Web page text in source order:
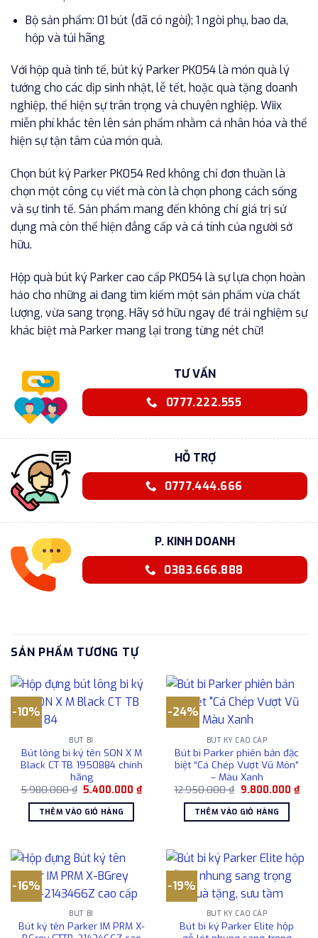
Bộ sản phẩm: 01 bút (đã có ngòi); 1 ngòi phụ, bao da,
hộp và túi hãng
Với hộp quà tinh tế, bút ký Parker PK054 là món quà lý
tưởng cho các dịp sinh nhật, lễ tết, hoặc quà tặng doanh
nghiệp, thể hiện sự trân trọng và chuyên nghiệp. Wiix
miễn phí khắc tên lên sản phẩm nhằm cá nhân hóa và thể
hiện sự tận tâm của món quà.
Chọn bút ký Parker PK054 Red không chỉ đơn thuần là
chọn một công cụ viết mà còn là chọn phong cách sống
và sự tinh tế. Sản phẩm mang đến không chỉ giá trị sử
dụng mà còn thể hiện đẳng cấp và cá tính của người sở
hữu.
Hộp quà bút ký Parker cao cấp PK054 là sự lựa chọn hoàn
hảo cho những ai đang tìm kiếm một sản phẩm vừa chất
lượng, vừa sang trọng. Hãy sở hữu ngay để trải nghiệm sự
khác biệt mà Parker mang lại trong từng nét chữ!
TƯ VẤN
0777.222.555
HỖ TRỢ
0777.444.666
P. KINH DOANH
0383.666.888
SẢN PHẨM TƯƠNG TỰ
-10%
BÚT BI
Bút lông bi ký tên SON X M
Black CT TB 1950884 chính
hãng
5.980.000₫ Giá
là:
5.980.000 ₫.
5.400.000₫Giá
hiện
5.400.000 ₫.
THÊM VÀO GIỎ HÀNG
-24%
BÚT KÝ CAO CẤP
Bút bi Parker phiên bản đặc
biệt “Cá Chép Vượt Vũ Môn”
– Màu Xanh
12.950.000₫ Giá
là:
12.950.000 ₫.
9.800.000 ₫Giá
hiện
THÊM VÀO GIỎ HÀNG
-16%
BÚT BI
Bút ký tên Parker IM PRM X-
-19%
BÚT KÝ CAO CẤP
Bút bi ký Parker Elite hộp